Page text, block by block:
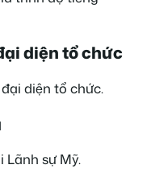
diện tổ chức
diện tổ chức.
Lãnh sự Mỹ.